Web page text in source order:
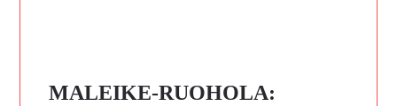
MALEIKE-RUOHOLA: